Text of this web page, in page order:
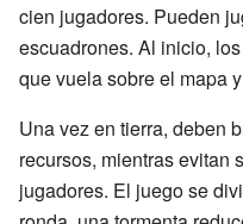
cien jugadores. Pueden
escuadrones. Al inicio,
que vuela sobre el mapa
Una vez en tierra, deben
recursos, mientras evitan
jugadores. El juego se